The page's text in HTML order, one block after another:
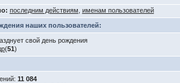
последним действиям именам пользователей
наших пользователей:
свой день рождения
(51)
11 084